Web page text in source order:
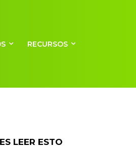
RECURSOS
LEER ESTO